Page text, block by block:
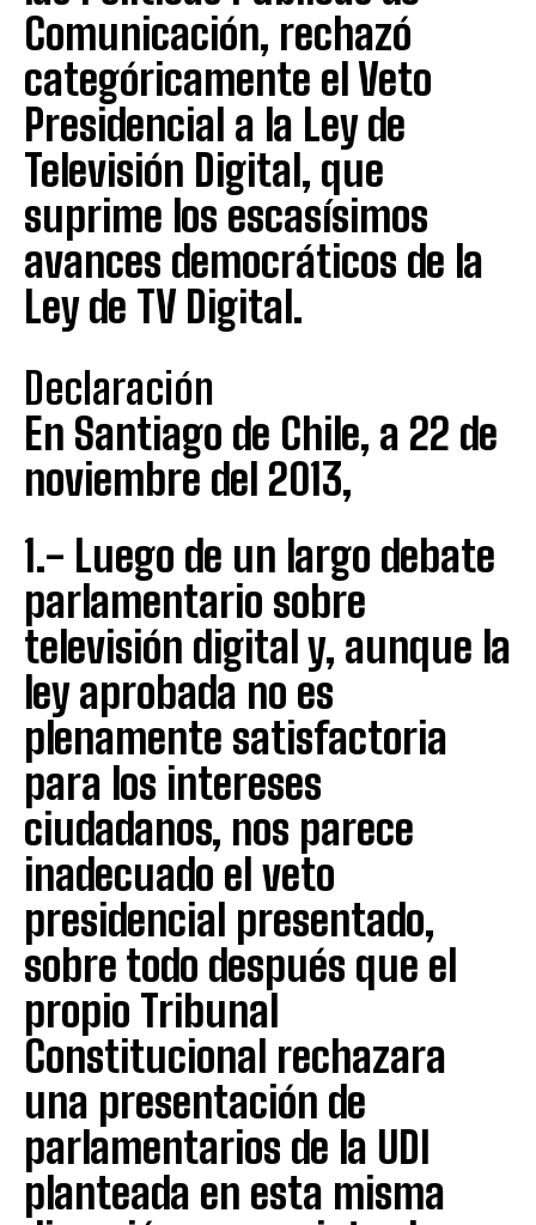
Comunicación, rechazó
categóricamente el Veto
Presidencial a la Ley de
Televisión Digital, que
suprime los escasísimos
avances democráticos de la
Ley de TV Digital.
Declaración
En Santiago de Chile, a 22 de
noviembre del 2013,
1.- Luego de un largo debate
parlamentario sobre
televisión digital y, aunque la
ley aprobada no es
plenamente satisfactoria
para los intereses
ciudadanos, nos parece
inadecuado el veto
presidencial presentado,
sobre todo después que el
propio Tribunal
Constitucional rechazara
una presentación de
parlamentarios de la UDI
planteada en esta misma